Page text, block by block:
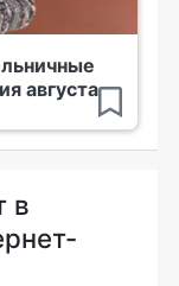
августа
в